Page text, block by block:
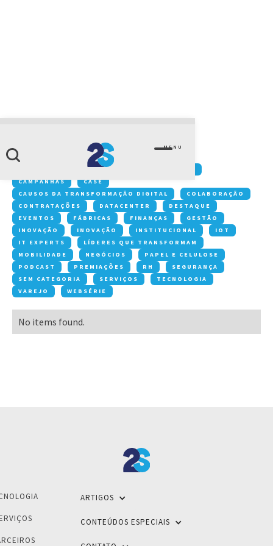
MENU
case
ACONTECE NA 2S
CAMPANHAS
CASE
CAUSOS DA TRANSFORMAÇÃO DIGITAL
COLABORAÇÃO
CONTRATAÇÕES
DATACENTER
DESTAQUE
EVENTOS
FÁBRICAS FINANÇAS
GESTÃO
INOVAÇÃO
INOVAÇÃO INSTITUCIONAL
IOT
IT EXPERTS
LÍDERES QUE TRANSFORMAM
MOBILIDADE
NEGÓCIOS
PAPEL E CELULOSE
PODCAST
PREMIAÇÕES RH
SEGURANÇA
SEM CATEGORIA
SERVIÇOS
TECNOLOGIA
VAREJO
WEBSÉRIE
No items found.
ARTIGOS
CONTEÚDOS ESPECIAIS